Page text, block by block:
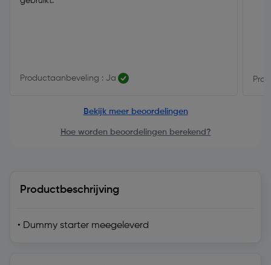
Productaanbeveling : Ja
Bekijk meer beoordelingen
Hoe worden beoordelingen berekend?
Productbeschrijving
• Dummy starter meegeleverd